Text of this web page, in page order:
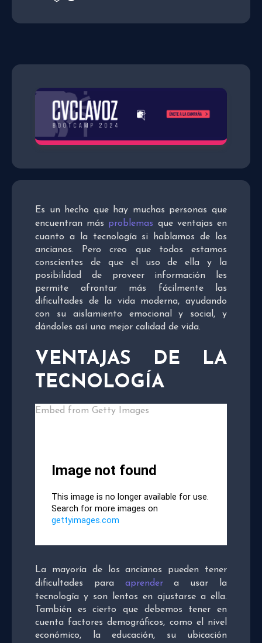
Es un hecho que hay muchas personas que
encuentran más problemas que ventajas en
cuanto a la tecnología si hablamos de los
ancianos. Pero creo que todos estamos
conscientes de que el uso de ella y la
posibilidad de proveer información les
permite afrontar más fácilmente las
dificultades de la vida moderna, ayudando
con su aislamiento emocional y social, y
dándoles así una mejor calidad de vida.
VENTAJAS DE LA
TECNOLOGÍA
Embed from Getty Images
La mayoría de los ancianos pueden tener
dificultades para aprendera usar la
tecnología y son lentos en ajustarse a ella.
También es cierto que debemos tener en
cuenta factores demográficos, como el nivel
económico, la educación, su ubicación